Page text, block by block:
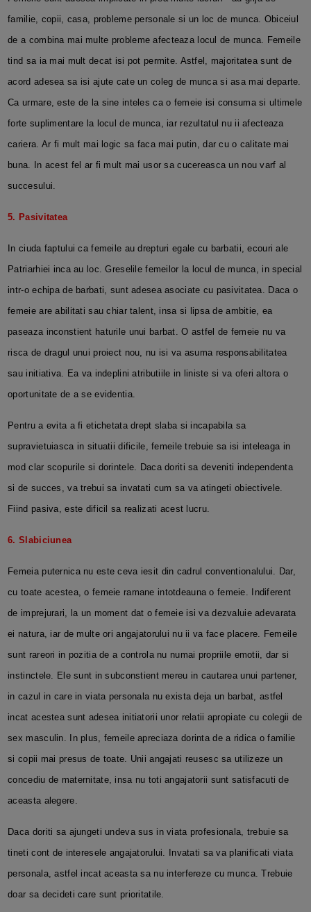
familie, copii, casa, probleme personale si un loc de munca. Obiceiul
de a combina mai multe probleme afecteaza locul de munca. Femeile
tind sa ia mai mult decat isi pot permite. Astfel, majoritatea sunt de
acord adesea sa isi ajute cate un coleg de munca si asa mai departe.
Ca urmare, este de la sine inteles ca o femeie isi consuma si ultimele
forte suplimentare la locul de munca, iar rezultatul nu ii afecteaza
cariera. Ar fi mult mai logic sa faca mai putin, dar cu o calitate mai
buna. In acest fel ar fi mult mai usor sa cucereasca un nou varf al
succesului.
5. Pasivitatea
In ciuda faptului ca femeile au drepturi egale cu barbatii, ecouri ale
Patriarhiei inca au loc. Greselile femeilor la locul de munca, in special
intr-o echipa de barbati, sunt adesea asociate cu pasivitatea. Daca o
femeie are abilitati sau chiar talent, insa si lipsa de ambitie, ea
paseaza inconstient haturile unui barbat. O astfel de femeie nu va
risca de dragul unui proiect nou, nu isi va asuma responsabilitatea
sau initiativa. Ea va indeplini atributiile in liniste si va oferi altora o
oportunitate de a se evidentia.
Pentru a evita a fi etichetata drept slaba si incapabila sa
supravietuiasca in situatii dificile, femeile trebuie sa isi inteleaga in
mod clar scopurile si dorintele. Daca doriti sa deveniti independenta
si de succes, va trebui sa invatati cum sa va atingeti obiectivele.
Fiind pasiva, este dificil sa realizati acest lucru.
6. Slabiciunea
Femeia puternica nu este ceva iesit din cadrul conventionalului. Dar,
cu toate acestea, o femeie ramane intotdeauna o femeie. Indiferent
de imprejurari, la un moment dat o femeie isi va dezvaluie adevarata
ei natura, iar de multe ori angajatorului nu ii va face placere. Femeile
sunt rareori in pozitia de a controla nu numai propriile emotii, dar si
instinctele. Ele sunt in subconstient mereu in cautarea unui partener,
in cazul in care in viata personala nu exista deja un barbat, astfel
incat acestea sunt adesea initiatorii unor relatii apropiate cu colegii de
sex masculin. In plus, femeile apreciaza dorinta de a ridica o familie
si copii mai presus de toate. Unii angajati reusesc sa utilizeze un
concediu de maternitate, insa nu toti angajatorii sunt satisfacuti de
aceasta alegere.
Daca doriti sa ajungeti undeva sus in viata profesionala, trebuie sa
tineti cont de interesele angajatorului. Invatati sa va planificati viata
personala, astfel incat aceasta sa nu interfereze cu munca. Trebuie
doar sa decideti care sunt prioritatile.